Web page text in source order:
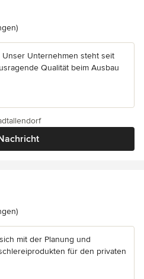
5 von 5 Sternen
Unternehmen steht seit
Qualität beim Ausbau
5 von 5 Sternen
mit der Planung und
für den privaten